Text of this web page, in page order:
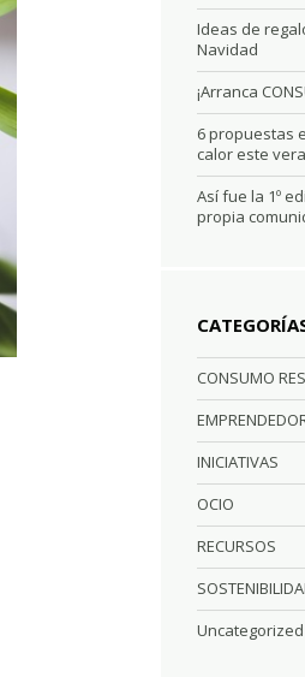
Ideas de
Navidad
¡Arranca
6 propuestas
calor este
Así fue la 1º
propia
CONSUMO
INICIATIVAS
OCIO
RECURSOS
Uncategorized